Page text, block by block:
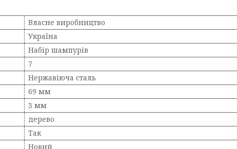
Власне виробництво
Україна
Набір шампурів
7
Нержавіюча сталь
69 мм
3 мм
дерево
Так
Новий